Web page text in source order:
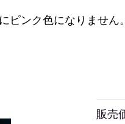
ピンク色になりませ
販売